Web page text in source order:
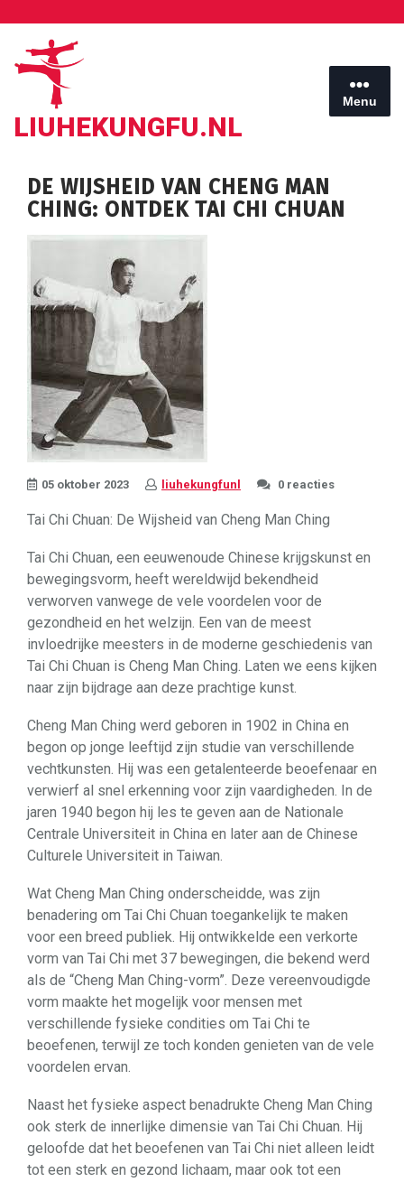
inhoud
LIUHEKUNGFU.NL
Menu
DE WIJSHEID VAN CHENG MAN
CHING: ONTDEK TAI CHI CHUAN
05 oktober 2023 liuhekungfunl 0 reacties
Tai Chi Chuan: De Wijsheid van Cheng Man Ching
Tai Chi Chuan, een eeuwenoude Chinese krijgskunst en
bewegingsvorm, heeft wereldwijd bekendheid
verworven vanwege de vele voordelen voor de
gezondheid en het welzijn. Een van de meest
invloedrijke meesters in de moderne geschiedenis van
Tai Chi Chuan is Cheng Man Ching. Laten we eens kijken
naar zijn bijdrage aan deze prachtige kunst.
Cheng Man Ching werd geboren in 1902 in China en
begon op jonge leeftijd zijn studie van verschillende
vechtkunsten. Hij was een getalenteerde beoefenaar en
verwierf al snel erkenning voor zijn vaardigheden. In de
jaren 1940 begon hij les te geven aan de Nationale
Centrale Universiteit in China en later aan de Chinese
Culturele Universiteit in Taiwan.
Wat Cheng Man Ching onderscheidde, was zijn
benadering om Tai Chi Chuan toegankelijk te maken
voor een breed publiek. Hij ontwikkelde een verkorte
vorm van Tai Chi met 37 bewegingen, die bekend werd
als de “Cheng Man Ching-vorm”. Deze vereenvoudigde
vorm maakte het mogelijk voor mensen met
verschillende fysieke condities om Tai Chi te
beoefenen, terwijl ze toch konden genieten van de vele
voordelen ervan.
Naast het fysieke aspect benadrukte Cheng Man Ching
ook sterk de innerlijke dimensie van Tai Chi Chuan. Hij
geloofde dat het beoefenen van Tai Chi niet alleen leidt
tot een sterk en gezond lichaam, maar ook tot een